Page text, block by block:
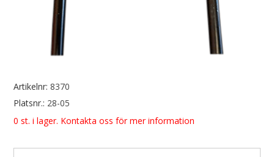
Artikelnr: 8370
Platsnr.: 28-05
0 st. i lager. Kontakta oss för mer information